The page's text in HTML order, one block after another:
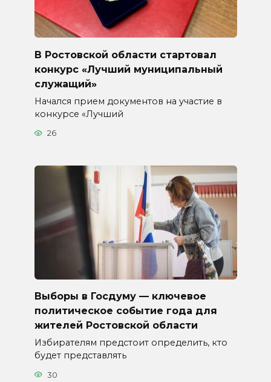
В Ростовской области стартовал
конкурс «Лучший муниципальный
служащий»
Начался прием документов на участие в
конкурсе «Лучший
26
Выборы в Госдуму — ключевое
политическое событие года для
жителей Ростовской области
Избирателям предстоит определить, кто
будет представлять
30